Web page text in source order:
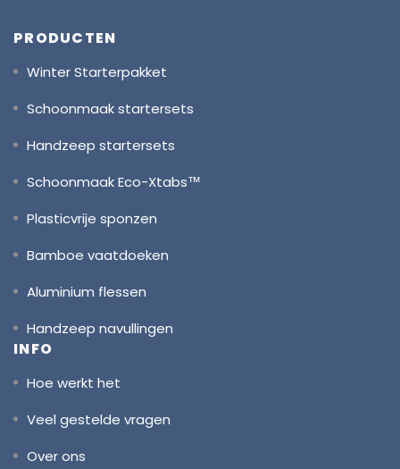
PRODUCTEN
Winter Starterpakket
Schoonmaak startersets
Handzeep startersets
Schoonmaak Eco-Xtabs™
Plasticvrije sponzen
Bamboe vaatdoeken
Aluminium flessen
Handzeep navullingen
INFO
Hoe werkt het
Veel gestelde vragen
Over ons